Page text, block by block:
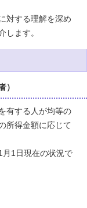
対する理解を深め
します。
）
有する人が均等の
所得金額に応じて
1日現在の状況で